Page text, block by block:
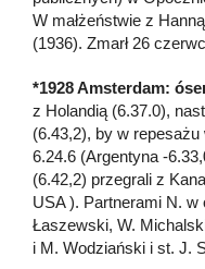
W małżeństwie z
(1936). Zmarł 26
*1928 Amsterdam:
z Holandią (6.37.0),
(6.43,2), by w
6.24.6 (Argentyna -
(6.42,2) przegrali z
USA ). Partnerami N. w
Łaszewski, W.
i M. Wodziański i st. J.